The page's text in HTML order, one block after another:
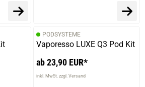
PODSYSTEME
Vaporesso LUXE Q3 Pod Kit
ab 23,90 EUR*
inkl. MwSt. zzgl. Versand